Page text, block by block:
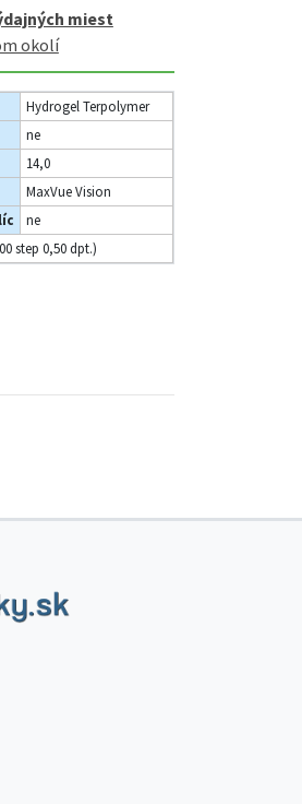
miest
okolí
Hydrogel Terpolymer
ne
14,0
MaxVue Vision
ne
step 0,50 dpt.)